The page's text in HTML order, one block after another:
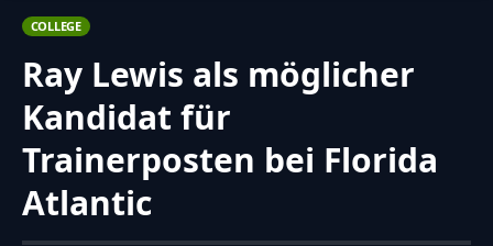
COLLEGE
Ray Lewis als möglicher
Kandidat für
Trainerposten bei Florida
Atlantic